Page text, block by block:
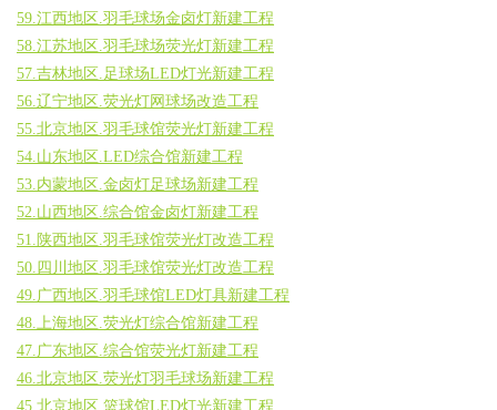
59.江西地区.羽毛球场金卤灯新建工程
58.江苏地区.羽毛球场荧光灯新建工程
57.吉林地区.足球场LED灯光新建工程
56.辽宁地区.荧光灯网球场改造工程
55.北京地区.羽毛球馆荧光灯新建工程
54.山东地区.LED综合馆新建工程
53.内蒙地区.金卤灯足球场新建工程
52.山西地区.综合馆金卤灯新建工程
51.陕西地区.羽毛球馆荧光灯改造工程
50.四川地区.羽毛球馆荧光灯改造工程
49.广西地区.羽毛球馆LED灯具新建工程
48.上海地区.荧光灯综合馆新建工程
47.广东地区.综合馆荧光灯新建工程
46.北京地区.荧光灯羽毛球场新建工程
45.北京地区.篮球馆LED灯光新建工程